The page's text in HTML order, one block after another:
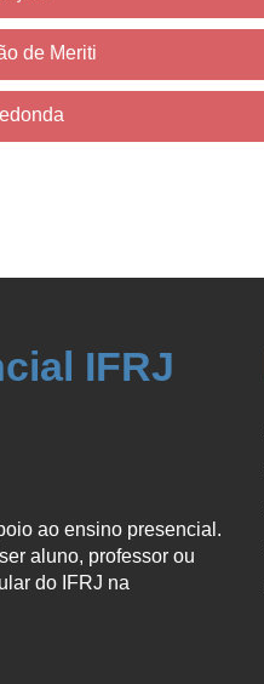
de Meriti
IFRJ
ao ensino presencial.
aluno, professor ou
do IFRJ na